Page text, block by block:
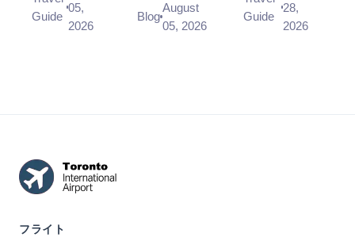
designated
drop-off area
Guide
05,
2026
and destination
zone decide
Blog
August
05, 2026
がかかりま
すか？
minutes, and
CATSA works
Guide
28,
2026
フライト